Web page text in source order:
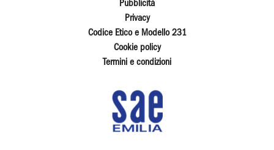
Pubblicità
Privacy
Codice Etico e Modello 231
Cookie policy
Termini e condizioni